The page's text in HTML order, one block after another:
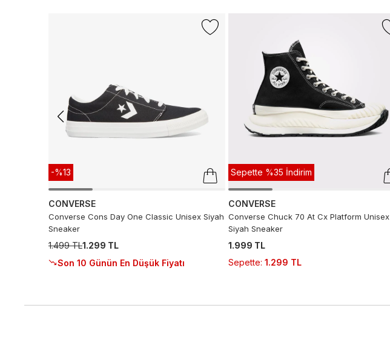
-%13
CONVERSE
Converse Cons Day One Classic Unisex Siyah
Sneaker
1.499 TL1.299 TL
Son 10 Günün En Düşük Fiyatı
Sepette %35 İndirim
CONVERSE
Converse Chuck 70 At Cx Platform Unisex
Siyah Sneaker
1.999 TL
Sepette: 1.299 TL